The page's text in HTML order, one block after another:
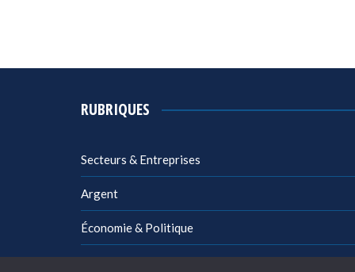
RUBRIQUES
Secteurs & Entreprises
Argent
Économie & Politique
Management